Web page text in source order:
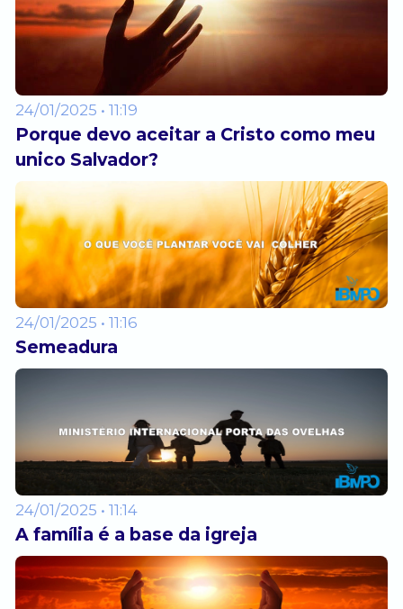
24/01/2025 • 11:19
Porque devo aceitar a Cristo como meu
unico Salvador?
24/01/2025 • 11:16
Semeadura
24/01/2025 • 11:14
A família é a base da igreja